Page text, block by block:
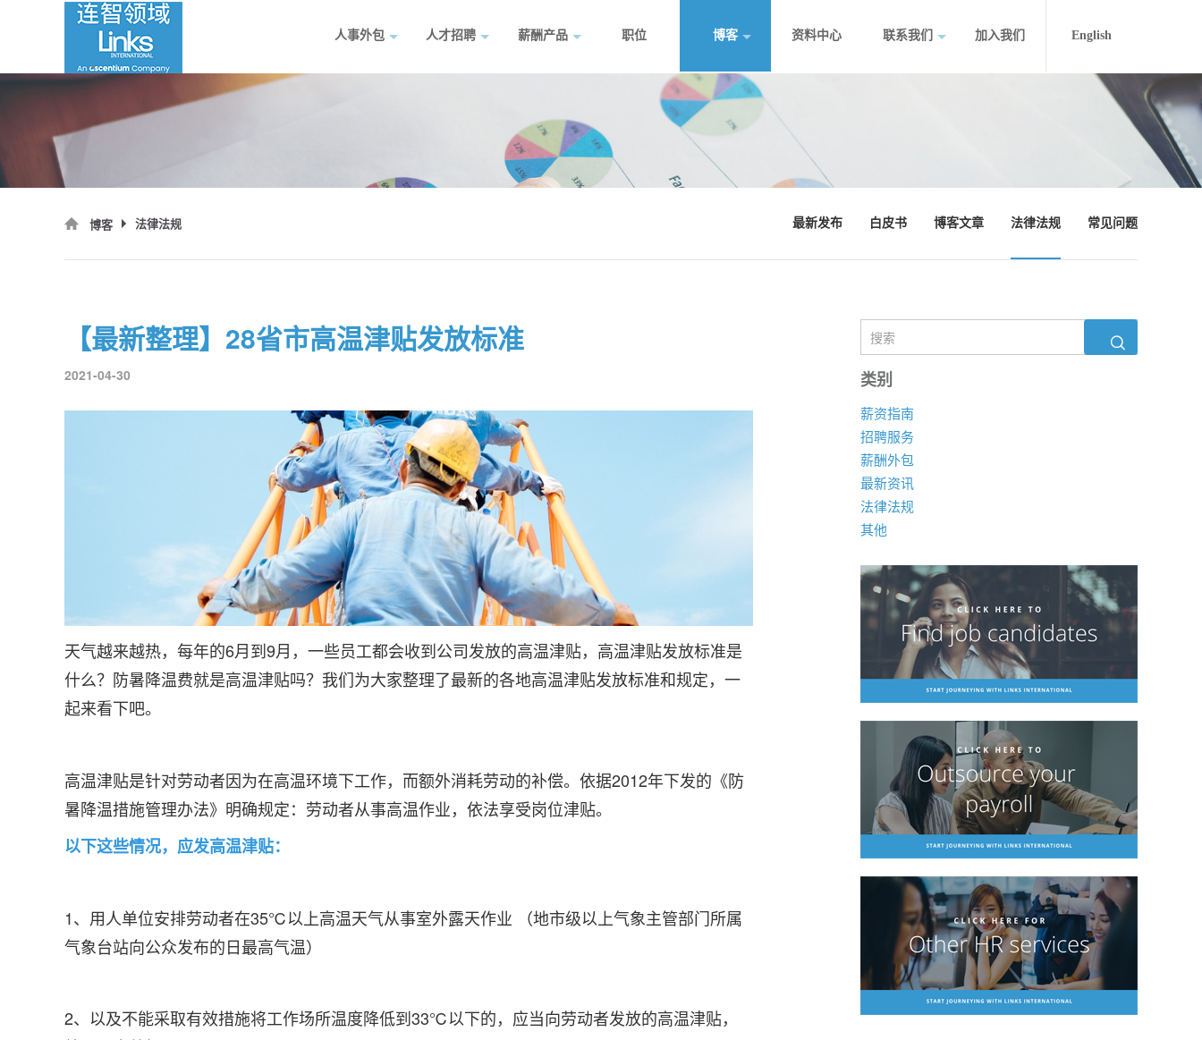
人事外包 人才招聘 薪酬产品 职位 博客 资料中心 联系我们 加入我们 English
博客 法律法规 最新发布 白皮书 博客文章 法律法规 常见问题
【最新整理】28省市高温津贴发放标准
2021-04-30
天气越来越热，每年的6月到9月， 一些员工都会收到公司发放的高温津贴，高温津贴发放标准是
什么？防暑降温费就是高温津贴吗？我们为大家整理了最新的各地高温津贴发放标准和规定，一
起来看下吧。
高温津贴是针对劳动者因为在高温环境下工作，而额外消耗劳动的补偿。依据2012年下发的《防
暑降温措施管理办法》明确规定：劳动者从事高温作业，依法享受岗位津贴。
以下这些情况，应发高温津贴：
1、用人单位安排劳动者在35℃以上高温天气从事室外露天作业 （地市级以上气象主管部门所属
气象台站向公众发布的日最高气温）
2、以及不能采取有效措施将工作场所温度降低到33℃以下的，应当向劳动者发放的高温津贴，
类别
薪资指南
招聘服务
薪酬外包
最新资讯
法律法规
其他